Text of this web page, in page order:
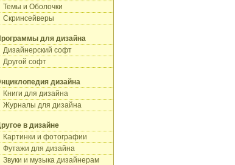
Темы и Оболочки
Скринсейверы
для дизайна
Дизайнерский софт
Другой софт
дизайна
Книги для дизайна
Журналы для дизайна
в дизайне
Картинки и фотографии
Футажи для дизайна
Звуки и музыка дизайнерам